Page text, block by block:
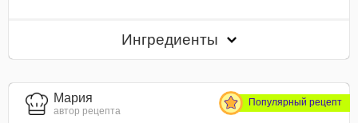
Ингредиенты
Мария
автор рецепта
Популярный рецепт